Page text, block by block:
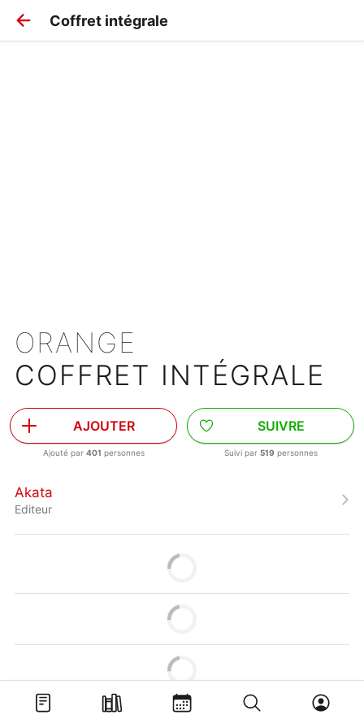
Coffret intégrale
ORANGE
COFFRET INTÉGRALE
AJOUTER
Ajouté par 401 personnes
SUIVRE
Suivi par 519 personnes
Akata
Editeur